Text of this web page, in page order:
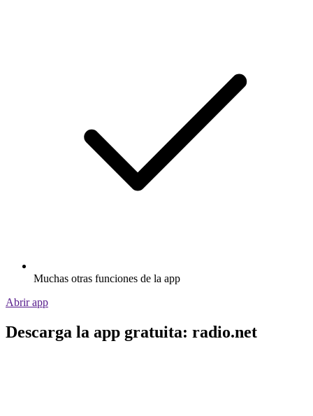
Muchas otras funciones de la app
Abrir app
Descarga la app gratuita: radio.net